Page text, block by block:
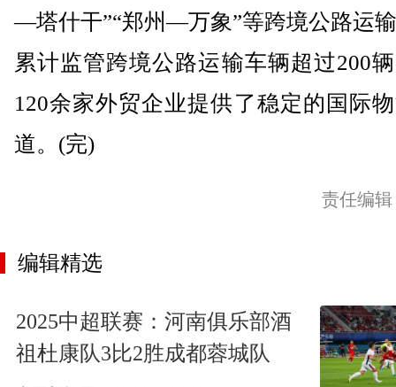
—塔什干”“郑州—万象”等跨境公路运
累计监管跨境公路运输车辆超过200
120余家外贸企业提供了稳定的国际
道。(完)
责任编
编辑精选
2025中超联赛：河南俱乐部酒
祖杜康队3比2胜成都蓉城队